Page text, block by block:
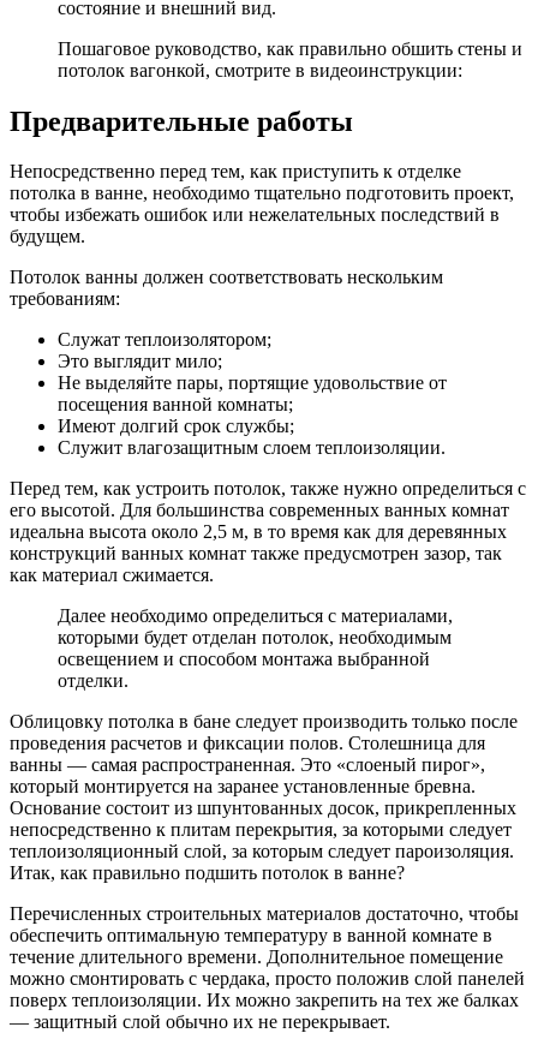
состояние и внешний вид.
Пошаговое руководство, как правильно обшить стены и
потолок вагонкой, смотрите в видеоинструкции:
Предварительные работы
Непосредственно перед тем, как приступить к отделке
потолка в ванне, необходимо тщательно подготовить проект,
чтобы избежать ошибок или нежелательных последствий в
будущем.
Потолок ванны должен соответствовать нескольким
требованиям:
Служат теплоизолятором;
Это выглядит мило;
Не выделяйте пары, портящие удовольствие от
посещения ванной комнаты;
Имеют долгий срок службы;
Служит влагозащитным слоем теплоизоляции.
Перед тем, как устроить потолок, также нужно определиться с
его высотой. Для большинства современных ванных комнат
идеальна высота около 2,5 м, в то время как для деревянных
конструкций ванных комнат также предусмотрен зазор, так
как материал сжимается.
Далее необходимо определиться с материалами,
которыми будет отделан потолок, необходимым
освещением и способом монтажа выбранной
отделки.
Облицовку потолка в бане следует производить только после
проведения расчетов и фиксации полов. Столешница для
ванны — самая распространенная. Это «слоеный пирог»,
который монтируется на заранее установленные бревна.
Основание состоит из шпунтованных досок, прикрепленных
непосредственно к плитам перекрытия, за которыми следует
теплоизоляционный слой, за которым следует пароизоляция.
Итак, как правильно подшить потолок в ванне?
Перечисленных строительных материалов достаточно, чтобы
обеспечить оптимальную температуру в ванной комнате в
течение длительного времени. Дополнительное помещение
можно смонтировать с чердака, просто положив слой панелей
поверх теплоизоляции. Их можно закрепить на тех же балках
— защитный слой обычно их не перекрывает.